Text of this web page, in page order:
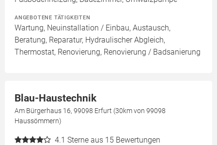
ANGEBOTENE TÄTIGKEITEN
Wartung, Neuinstallation / Einbau, Austausch,
Beratung, Reparatur, Hydraulischer Abgleich,
Thermostat, Renovierung, Renovierung / Badsanierung
Blau-Haustechnik
Am Bürgerhaus 16, 99098 Erfurt (30km von 99098
Haussömmern)
4.1 Sterne aus 15 Bewertungen